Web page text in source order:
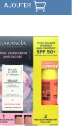
AJOUTER